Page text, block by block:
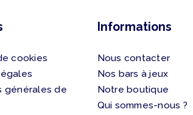
cookies
générales de
Informations
Nous contacter
Nos bars à jeux
Notre boutique
Qui sommes-nous ?